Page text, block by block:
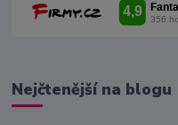
Nejčtenější na blogu